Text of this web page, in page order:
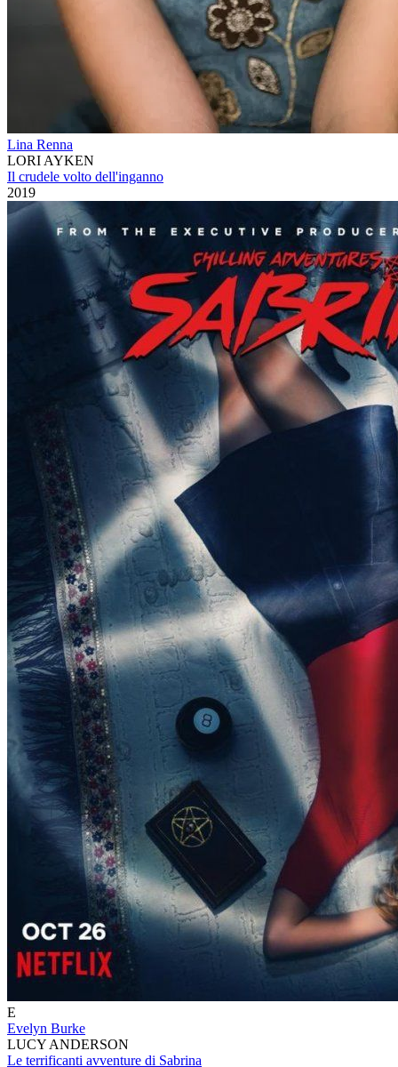
Lina Renna
LORI AYKEN
Il crudele volto dell'inganno
2019
E
Evelyn Burke
LUCY ANDERSON
Le terrificanti avventure di Sabrina